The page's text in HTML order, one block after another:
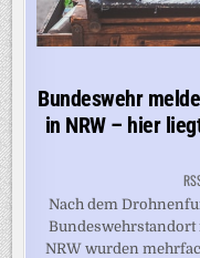
Bundeswehr
in NRW – hier
Nach dem
NRW wurden